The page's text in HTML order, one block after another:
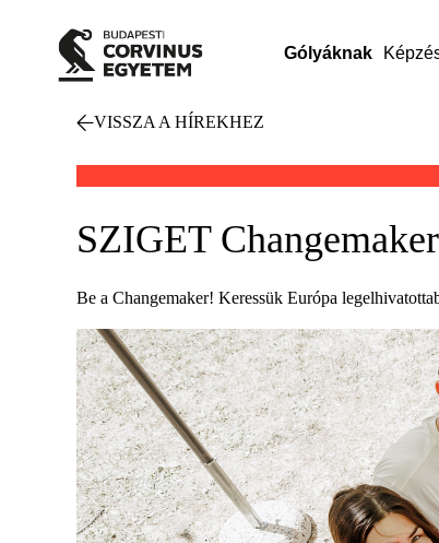
Gólyáknak
VISSZA A HÍREKHEZ
SZIGET
Be a Changemaker! Keressük Európa